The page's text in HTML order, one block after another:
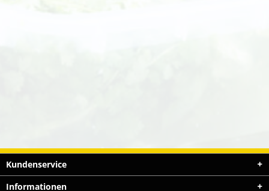
Kundenservice
Informationen